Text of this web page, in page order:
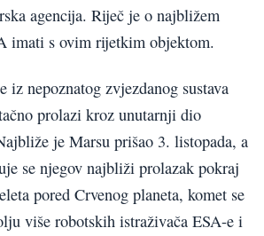
agencija. Riječ je o najbližem
imati s ovim rijetkim objektom.
iz nepoznatog zvjezdanog sustava
prolazi kroz unutarnji dio
je Marsu prišao 3. listopada, a
se njegov najbliži prolazak pokraj
pored Crvenog planeta, komet se
više robotskih istraživača ESA-e i